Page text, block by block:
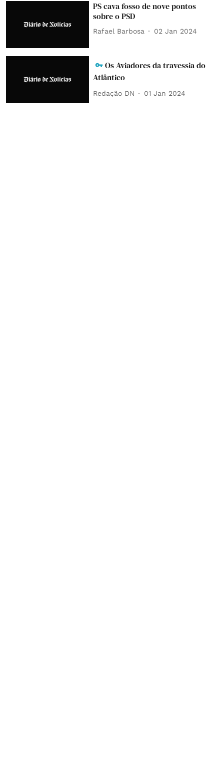
PS cava fosso de nove pontos
sobre o PSD
Rafael Barbosa 02 Jan 2024
Os Aviadores da travessia do
Atlântico
Redação DN 01 Jan 2024